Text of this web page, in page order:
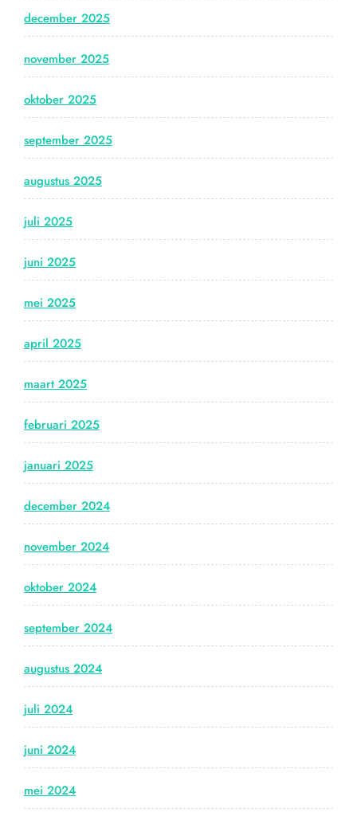
december 2025
november 2025
oktober 2025
september 2025
augustus 2025
juli 2025
juni 2025
mei 2025
april 2025
maart 2025
februari 2025
januari 2025
december 2024
november 2024
oktober 2024
september 2024
augustus 2024
juli 2024
juni 2024
mei 2024